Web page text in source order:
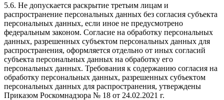
5.6. Не допускается раскрытие третьим лицам и
распространение персональных данных без согласия субъекта
персональных данных, если иное не предусмотрено
федеральным законом. Согласие на обработку персональных
данных, разрешенных субъектом персональных данных для
распространения, оформляется отдельно от иных согласий
субъекта персональных данных на обработку его
персональных данных. Требования к содержанию согласия на
обработку персональных данных, разрешенных субъектом
персональных данных для распространения, утверждены
Приказом Роскомнадзора № 18 от 24.02.2021 г.